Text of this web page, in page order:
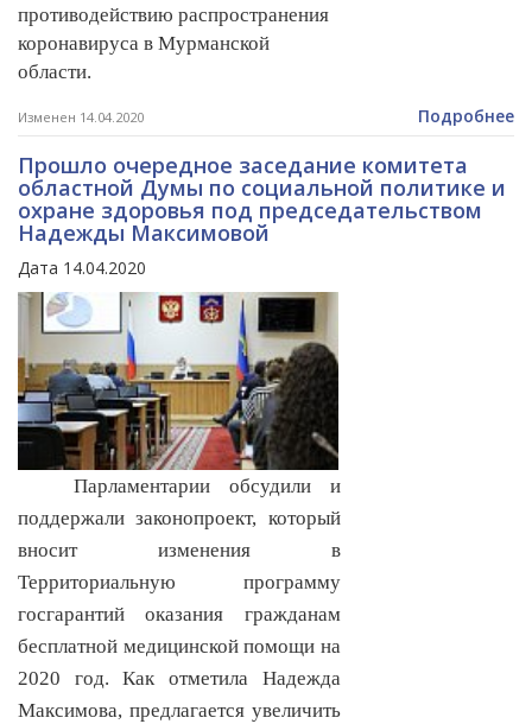
противодействию распространения
коронавируса в Мурманской
области.
Изменен 14.04.2020 Подробнее
Прошло очередное заседание комитета
областной Думы по социальной политике и
охране здоровья под председательством
Надежды Максимовой
Дата 14.04.2020
Парламентарии обсудили и
поддержали законопроект, который
вносит изменения в
Территориальную программу
госгарантий оказания гражданам
бесплатной медицинской помощи на
2020 год. Как отметила Надежда
Максимова, предлагается увеличить